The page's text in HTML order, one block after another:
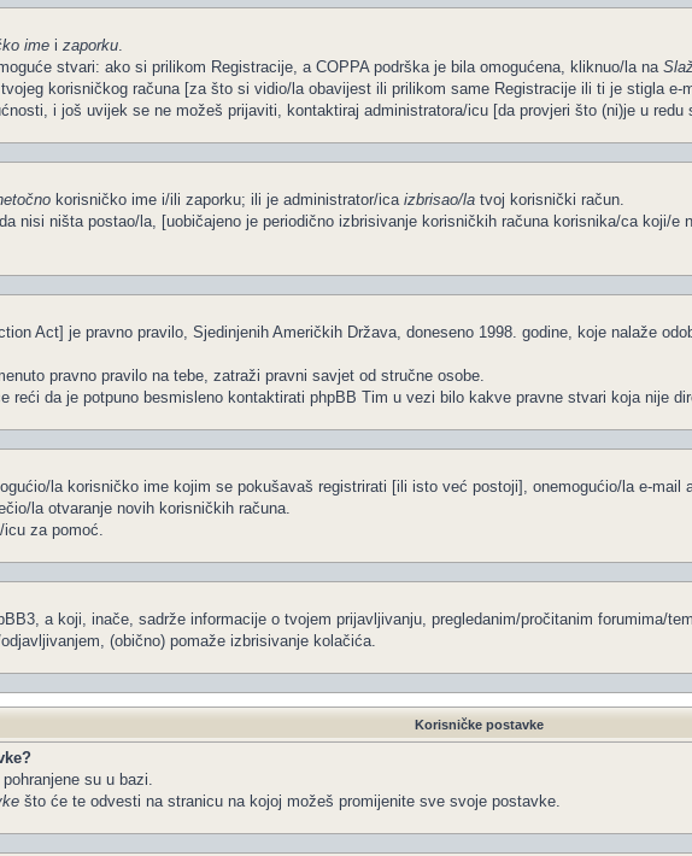
ime i zaporku.
stvari: ako si prilikom Registracije, a COPPA podrška je bila omogućena, kliknuo/la na
korisničkog računa [za što si vidio/la obavijest ili prilikom same Registracije ili ti je stigla e-
i još uvijek se ne možeš prijaviti, kontaktiraj administratora/icu [da provjeri što (ni)je u
korisničko ime i/ili zaporku; ili je administrator/ica izbrisao/la tvoj korisnički račun.
nisi ništa postao/la, [uobičajeno je periodično izbrisivanje korisničkih računa korisnika/ca koji/
Act] je pravno pravilo, Sjedinjenih Američkih Država, doneseno 1998. godine, koje nalaže
pravno pravilo na tebe, zatraži pravni savjet od stručne osobe.
reći da je potpuno besmisleno kontaktirati phpBB Tim u vezi bilo kakve pravne stvari koja nije
la korisničko ime kojim se pokušavaš registrirati [ili isto već postoji], onemogućio/la e-
la otvaranje novih korisničkih računa.
icu za pomoć.
a koji, inače, sadrže informacije o tvojem prijavljivanju, pregledanim/pročitanim forumima/
(obično) pomaže izbrisivanje kolačića.
Korisničke postavke
su u bazi.
što će te odvesti na stranicu na kojoj možeš promijenite sve svoje postavke.